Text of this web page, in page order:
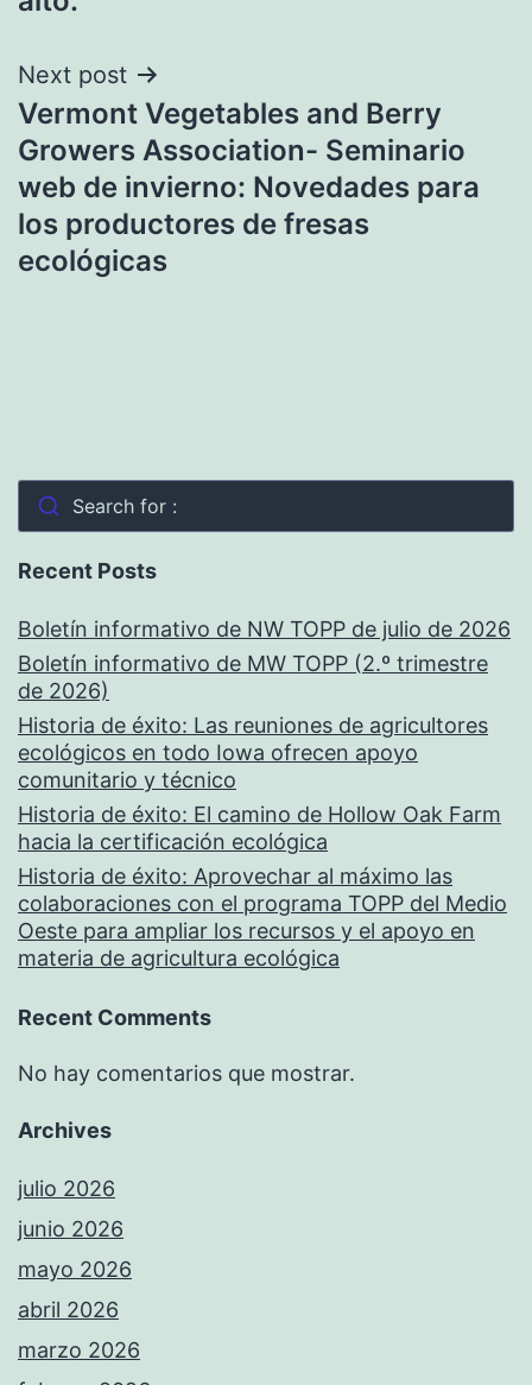
Next post
Vermont Vegetables and Berry
Growers Association- Seminario
web de invierno: Novedades para
los productores de fresas
ecológicas
Search for :
Recent Posts
Boletín informativo de NW TOPP de julio de 2026
Boletín informativo de MW TOPP (2.º trimestre
de 2026)
Historia de éxito: Las reuniones de agricultores
ecológicos en todo Iowa ofrecen apoyo
comunitario y técnico
Historia de éxito: El camino de Hollow Oak Farm
hacia la certificación ecológica
Historia de éxito: Aprovechar al máximo las
colaboraciones con el programa TOPP del Medio
Oeste para ampliar los recursos y el apoyo en
materia de agricultura ecológica
Recent Comments
No hay comentarios que mostrar.
Archives
julio 2026
junio 2026
mayo 2026
abril 2026
marzo 2026